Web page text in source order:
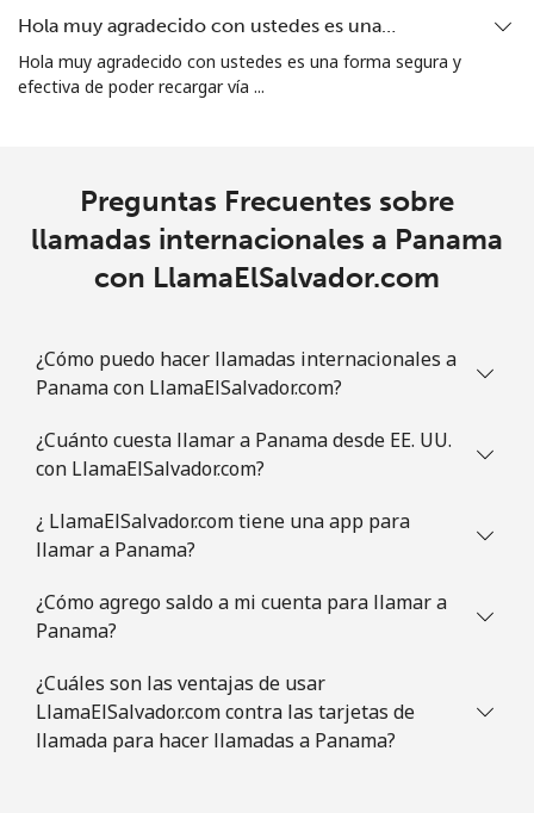
Hola muy agradecido con ustedes es una…
Hola muy agradecido con ustedes es una forma segura y
efectiva de poder recargar vía ...
Preguntas Frecuentes sobre
llamadas internacionales a Panama
con LlamaElSalvador.com
¿Cómo puedo hacer llamadas internacionales a
Panama con LlamaElSalvador.com?
¿Cuánto cuesta llamar a Panama desde EE. UU.
con LlamaElSalvador.com?
¿ LlamaElSalvador.com tiene una app para
llamar a Panama?
¿Cómo agrego saldo a mi cuenta para llamar a
Panama?
¿Cuáles son las ventajas de usar
LlamaElSalvador.com contra las tarjetas de
llamada para hacer llamadas a Panama?